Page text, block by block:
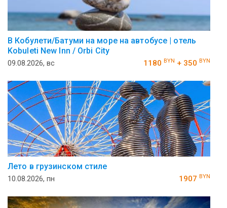
В Кобулети/Батуми на море на автобусе | отель
Kobuleti New Inn / Orbi City
09.08.2026, вс 1180 BYN + 350 BYN
Лето в грузинском стиле
10.08.2026, пн 1907 BYN